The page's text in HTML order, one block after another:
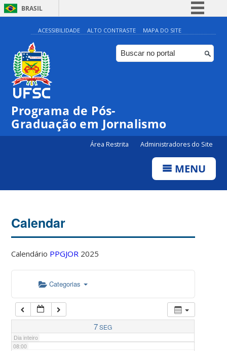
BRASIL
Simplifique!
Comunica BR
Participe
ACESSIBILIDADE ALTO CONTRASTE MAPA DO SITE
Programa de Pós-
Graduação em Jornalismo
Área Restrita Administradores do Site
MENU
Calendar
Calendário PPGJOR 2025
Categorias
7SEG
Dia inteiro
04:00
05:00
07:00
08:00